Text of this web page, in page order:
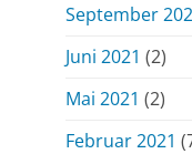
September
Juni 2021 (2)
Mai 2021 (2)
Februar 2021